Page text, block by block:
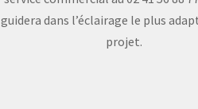
guidera dans l’éclairage le plus
projet.